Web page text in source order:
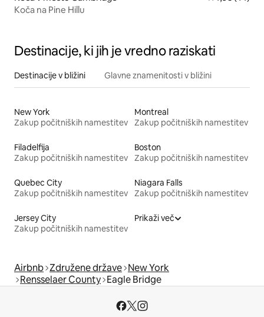
Koča na Pine Hillu
Destinacije, ki jih je vredno raziskati
Destinacije v bližini Glavne znamenitosti v bližini
New York
Zakup počitniških namestitev
Montreal
Zakup počitniških namestitev
Filadelfija
Zakup počitniških namestitev
Boston
Zakup počitniških namestitev
Quebec City
Zakup počitniških namestitev
Niagara Falls
Zakup počitniških namestitev
Jersey City
Zakup počitniških namestitev
Prikaži več
Airbnb Združene države New York
Rensselaer County Eagle Bridge